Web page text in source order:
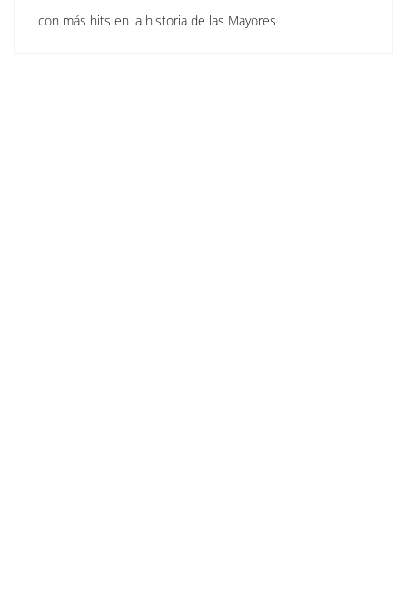
con más hits en la historia de las Mayores